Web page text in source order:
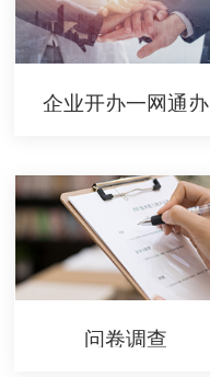
企业开办一网通办
问卷调查